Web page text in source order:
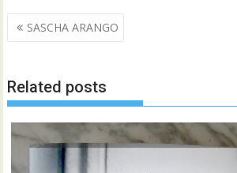
Navegació
d'entrades
SASCHA ARANGO
Related posts